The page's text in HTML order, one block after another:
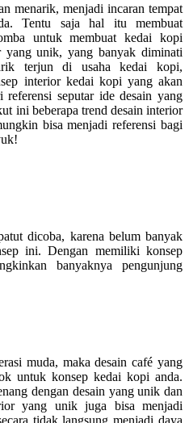
menarik, menjadi incaran tempat
Tentu saja hal itu membuat
untuk membuat kedai kopi
yang unik, yang banyak diminati
terjun di usaha kedai kopi,
interior kedai kopi yang akan
referensi seputar ide desain yang
ini beberapa trend desain interior
bisa menjadi referensi bagi
dicoba, karena belum banyak
ini. Dengan memiliki konsep
banyaknya pengunjung
muda, maka desain café yang
untuk konsep kedai kopi anda.
dengan desain yang unik dan
yang unik juga bisa menjadi
tidak langsung menjadi daya